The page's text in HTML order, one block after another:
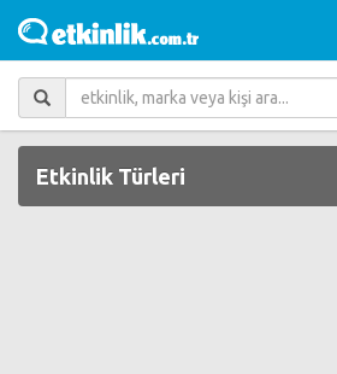
Etkinlik Türleri